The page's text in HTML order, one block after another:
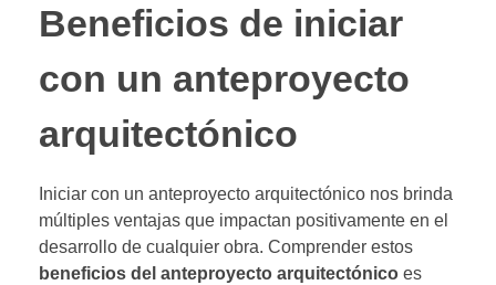
Beneficios de iniciar
con un anteproyecto
arquitectónico
Iniciar con un anteproyecto arquitectónico nos brinda
múltiples ventajas que impactan positivamente en el
desarrollo de cualquier obra. Comprender estos
beneficios del anteproyecto arquitectónico es